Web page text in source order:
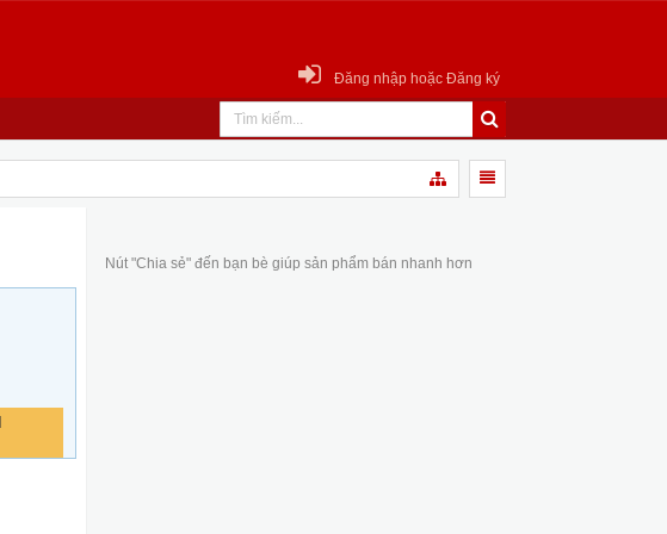
Đăng nhập hoặc Đăng ký
Nút "Chia sẻ" đến bạn bè giúp sản phẩm bán nhanh hơn